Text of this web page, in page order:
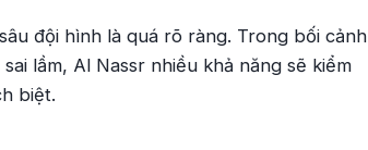
đội hình là quá rõ ràng. Trong bối cảnh
lầm, Al Nassr nhiều khả năng sẽ kiểm
biệt.